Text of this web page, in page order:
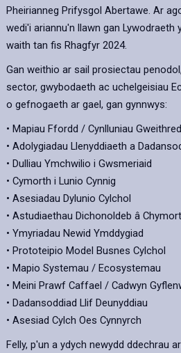
Pheirianneg Prifysgol Abertawe. Ar
wedi'i ariannu'n llawn gan
waith tan fis Rhagfyr 2024.
Gan weithio ar sail prosiectau
sector, gwybodaeth ac uchelgeisiau
o gefnogaeth ar gael, gan gynnwys:
• Mapiau Ffordd / Cynlluniau
• Adolygiadau Llenyddiaeth a
• Dulliau Ymchwilio i Gwsmeriaid
• Cymorth i Lunio Cynnig
• Asesiadau Dylunio Cylchol
• Astudiaethau Dichonoldeb â
• Ymyriadau Newid Ymddygiad
• Prototeipio Model Busnes Cylchol
• Mapio Systemau / Ecosystemau
• Meini Prawf Caffael / Cadwyn
• Dadansoddiad Llif Deunyddiau
• Asesiad Cylch Oes Cynnyrch
Felly, p'un a ydych newydd ddechrau